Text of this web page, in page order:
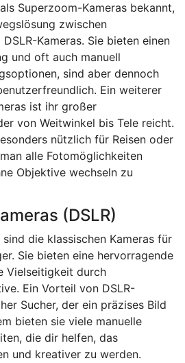
Superzoom-Kameras bekannt,
zwischen
Kameras. Sie bieten einen
und oft auch manuell
sind aber dennoch
Ein weiterer
ist ihr großer
von Weitwinkel bis Tele reicht.
nützlich für Reisen oder
alle Fotomöglichkeiten
Objektive wechseln zu
(DSLR)
die klassischen Kameras für
Sie bieten eine hervorragende
Vielseitigkeit durch
Ein Vorteil von DSLR-
Sucher, der ein präzises Bild
bieten sie viele manuelle
die dir helfen, das
und kreativer zu werden.